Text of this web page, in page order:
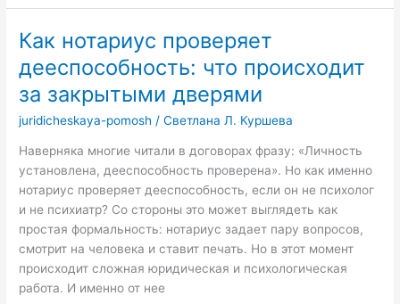
пользоваться
и
получать
максимум
выгоды
Как нотариус проверяет
дееспособность: что происходит
за закрытыми дверями
juridicheskaya-pomosh /Светлана Л. Куршева
Наверняка многие читали в договорах фразу: «Личность
установлена, дееспособность проверена». Но как именно
нотариус проверяет дееспособность, если он не психолог
и не психиатр? Со стороны это может выглядеть как
простая формальность: нотариус задает пару вопросов,
смотрит на человека и ставит печать. Но в этот момент
происходит сложная юридическая и психологическая
работа. И именно от нее